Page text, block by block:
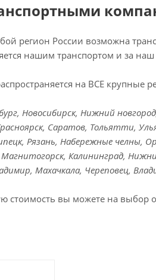
регион России возможна
нашим транспортом и за наш
на ВСЕ крупные
Новосибирск, Нижний
Саратов, Тольятти,
Рязань, Набережные челны,
Калининград,
Махачкала, Череповец,
стоимость вы можете на выбор